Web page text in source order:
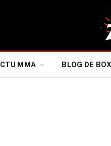
MMA BLOG DE